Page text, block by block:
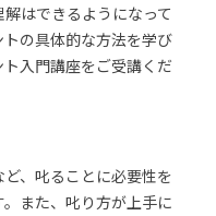
はできるようになって
の具体的な方法を学び
入門講座をご受講くだ
、叱ることに必要性を
また、叱り方が上手に